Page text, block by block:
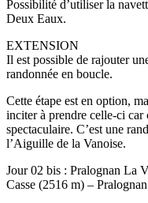
Possibilité d’utiliser la
Deux Eaux.
EXTENSION
Il est possible de rajouter
randonnée en boucle.
Cette étape est en option,
inciter à prendre celle-ci car
spectaculaire. C’est une
l’Aiguille de la Vanoise.
Jour 02 bis : Pralognan La
Casse (2516 m) – Pralognan